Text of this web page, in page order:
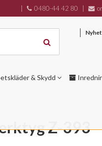
Z-393
0480-44 42 80
& Skydd